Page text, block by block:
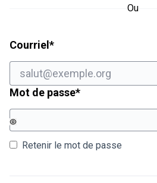
Ou
Courriel *Champ obligatoire
Mot de passe*Champ
Retenir le mot de passe